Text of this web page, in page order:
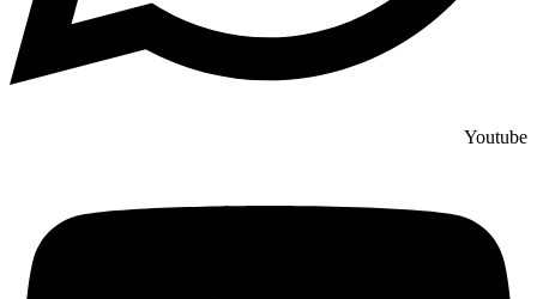
Youtube